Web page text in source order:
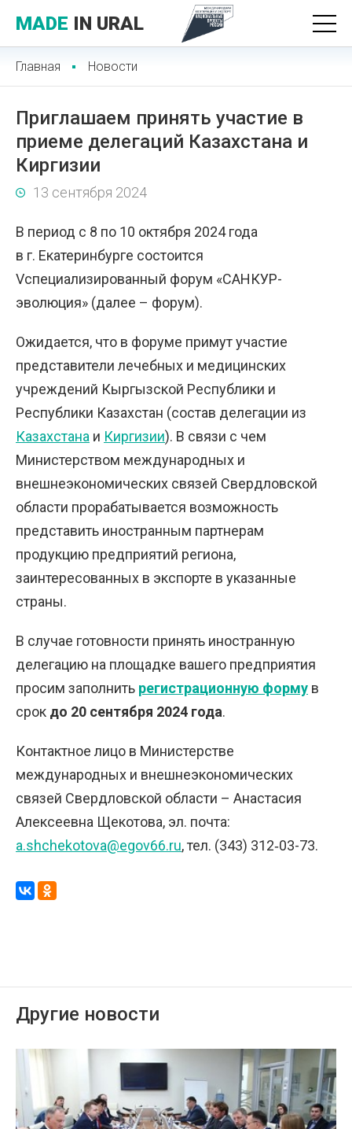
MADE IN URAL
Главная Новости
Приглашаем принять участие в
приеме делегаций Казахстана и
Киргизии
13 сентября 2024
В период с 8 по 10 октября 2024 года
в г. Екатеринбурге состоится
Vспециализированный форум «САНКУР-
эволюция» (далее – форум).
Ожидается, что в форуме примут участие
представители лечебных и медицинских
учреждений Кыргызской Республики и
Республики Казахстан (состав делегации из
Казахстана и Киргизии). В связи с чем
Министерством международных и
внешнеэкономических связей Свердловской
области прорабатывается возможность
представить иностранным партнерам
продукцию предприятий региона,
заинтересованных в экспорте в указанные
страны.
В случае готовности принять иностранную
делегацию на площадке вашего предприятия
просим заполнить регистрационную форму в
срок до 20 сентября 2024 года.
Контактное лицо в Министерстве
международных и внешнеэкономических
связей Свердловской области – Анастасия
Алексеевна Щекотова, эл. почта:
a.shchekotova@egov66.ru, тел. (343) 312‑03-73.
Другие новости